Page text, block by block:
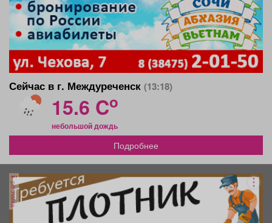
Сейчас в г. Междуреченск (13:18)
15.6 Co
небольшой дождь
Подробнее
реклама